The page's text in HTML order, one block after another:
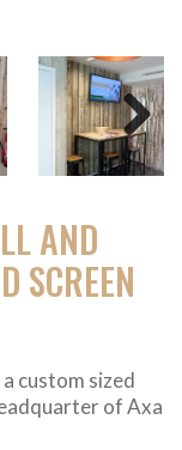
Next
AND
SCREEN
a custom sized
of Axa